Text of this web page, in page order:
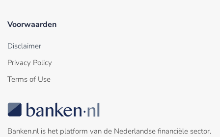
Voorwaarden
Disclaimer
Privacy Policy
Terms of Use
Banken.nl is het platform van de Nederlandse financiële sector.